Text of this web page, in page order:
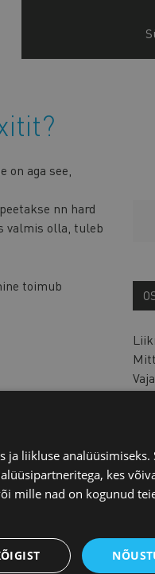
aga see,
nn hard
valmis olla, tuleb
toimub
ja liikluse analüüsimiseks.
kes
mille nad on kogunud